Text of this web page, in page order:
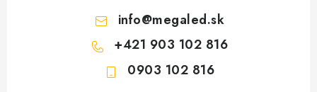
info@megaled.sk
+421 903 102 816
0903 102 816